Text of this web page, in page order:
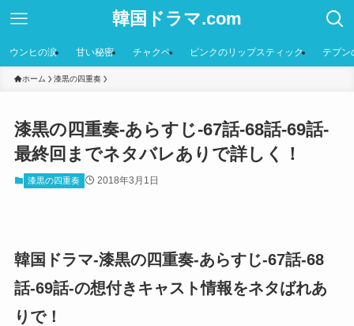
韓国ドラマ.com
ウンヒの涙 甘い秘密 チャクペ ピンクのリップスティック テプン
ホーム 漆黒の四重奏
漆黒の四重奏-あらすじ-67話-68話-69話-
最終回までネタバレありで詳しく！
漆黒の四重奏 2018年3月1日
韓国ドラマ-漆黒の四重奏-あらすじ-67話-68
話-69話-の想付きキャスト情報をネタばれあ
りで！